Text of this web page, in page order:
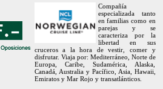
Compañía
especializada tanto
en familias como en
parejas y se
caracteriza por la
libertad en sus
cruceros a la hora de vestir, comer y
disfrutar. Viaja por: Mediterráneo, Norte de
Europa, Caribe, Sudamérica, Alaska,
Canadá, Australia y Pacífico, Asia, Hawaii,
Emiratos y Mar Rojo y transatlánticos.